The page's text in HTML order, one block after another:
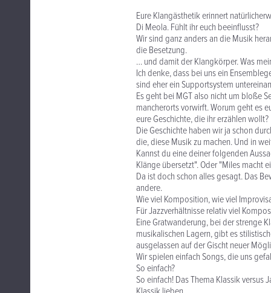
Eure Klangästhetik erinnert
Di Meola. Fühlt ihr euch beeinflusst?
Wir sind ganz anders an die Musik
die Besetzung.
… und damit der Klangkörper. Was
Ich denke, dass bei uns ein
sind eher ein Supportsystem
Es geht bei MGT also nicht um bloße
mancherorts vorwirft. Worum geht es
eure Geschichte, die ihr erzählen wollt?
Die Geschichte haben wir ja schon
die, diese Musik zu machen. Und in
Kannst du eine deiner folgenden
Klänge übersetzt". Oder "Miles macht
Da ist doch schon alles gesagt. Das
andere.
Wie viel Komposition, wie viel
Für Jazzverhältnisse relativ viel
Eine Gratwanderung, bei der strenge
musikalischen Lagern, gibt es
ausgelassen auf der Gischt neuer
Wir spielen einfach Songs, die uns
So einfach?
So einfach! Das Thema Klassik versus